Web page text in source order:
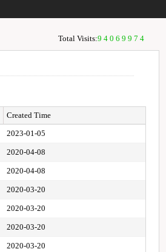
Total Visits:94069974
Created Time
2023-01-05
2020-04-08
2020-04-08
2020-03-20
2020-03-20
2020-03-20
2020-03-20